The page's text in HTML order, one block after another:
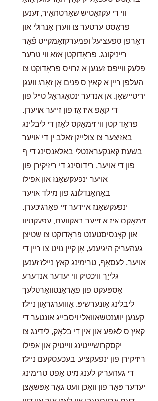
ווי די עקזאָטיש שאָרטהאַיר, זענען
פּראָסט ערטער צו ווערן אַנרולי און
דאַרפן ספּעציעל ופמערקזאַמקייט פֿאַר
רייניקונג. פּראָדוקטן אַזאַ ווי טרער
פלעק ווייפּס זענען אַ גרויס פּראָדוקט צו
העלפן ריין אַ קאַץ ס פּנים אָן זאָרג וועגן
יריטיישאַן. אן אנדער ינטאַגראַל טייל פון
די קאָפּ איז אַז פון זייער אויערן.
פּראָדוקטן ווי זימאָקס לאָזן די ליבלינג
באַזיצער צו צולייגן זאַלב ין די אויער
בשעת קאַנקעראַנטלי באַלאַנסינג די ף
פון די אויער, רידוסינג די ריזיקירן פון
אויער ינפעקשאַנז און אפילו
באַהאַנדלונג פון מילד אויער
ינפעקשאַנז איידער זיי פאַרגיכערן.
זימאָקס איז אַ זייער באַקוועם, עפעקטיוו
און קאָנסיסטענט פּראָדוקט צו שטיצן
געהעריק היגיענע, אָן קיין נויט צו ריין די
אויער. לעסאָף, טרימינג קאַץ ניילז זענען
גלייַך וויכטיק ווי יעדער אנדערע
אַספּעקט פון פאַראַנטוואָרטלעך
ליבלינג אָונערשיפּ. אָוווערגראָון ניילז
קענען יווענטשאַוואַלי ויסבייג אונטער די
קאַץ ס לאַפּע און אין די בלאָק, לידינג צו
יקסקרושיייטינג ווייטיק און אפילו
ריזיקירן פון ינפעקציע. בעכעסקעם ניילז
די געהעריק לענג מיט אָפט טרימינג
יעדער פּאָר פון וואָכן וועט גאָר אָפּשאַצן